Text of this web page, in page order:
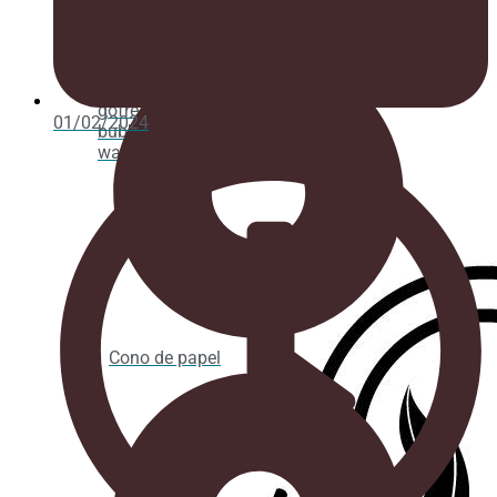
gofre y
bubble
waffle
Cono de papel
01/02/2024